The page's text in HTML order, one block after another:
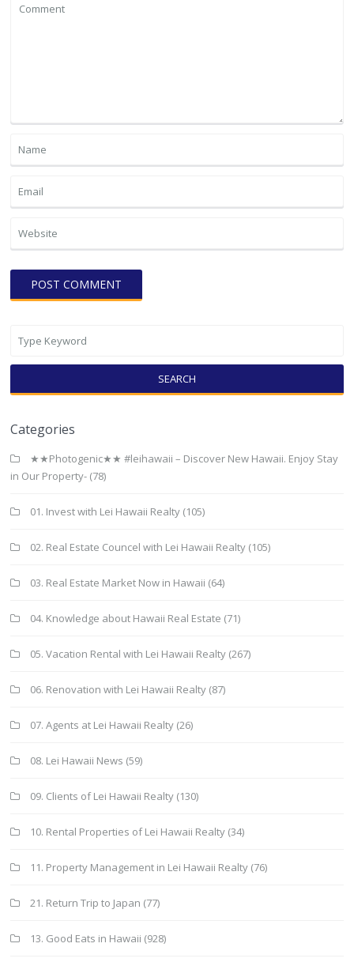
SEARCH
Categories
★★Photogenic★★ #leihawaii – Discover New Hawaii. Enjoy Stay
in Our Property- (78)
01. Invest with Lei Hawaii Realty (105)
02. Real Estate Councel with Lei Hawaii Realty (105)
03. Real Estate Market Now in Hawaii (64)
04. Knowledge about Hawaii Real Estate (71)
05. Vacation Rental with Lei Hawaii Realty (267)
06. Renovation with Lei Hawaii Realty (87)
07. Agents at Lei Hawaii Realty (26)
08. Lei Hawaii News (59)
09. Clients of Lei Hawaii Realty (130)
10. Rental Properties of Lei Hawaii Realty (34)
11. Property Management in Lei Hawaii Realty (76)
21. Return Trip to Japan (77)
13. Good Eats in Hawaii (928)